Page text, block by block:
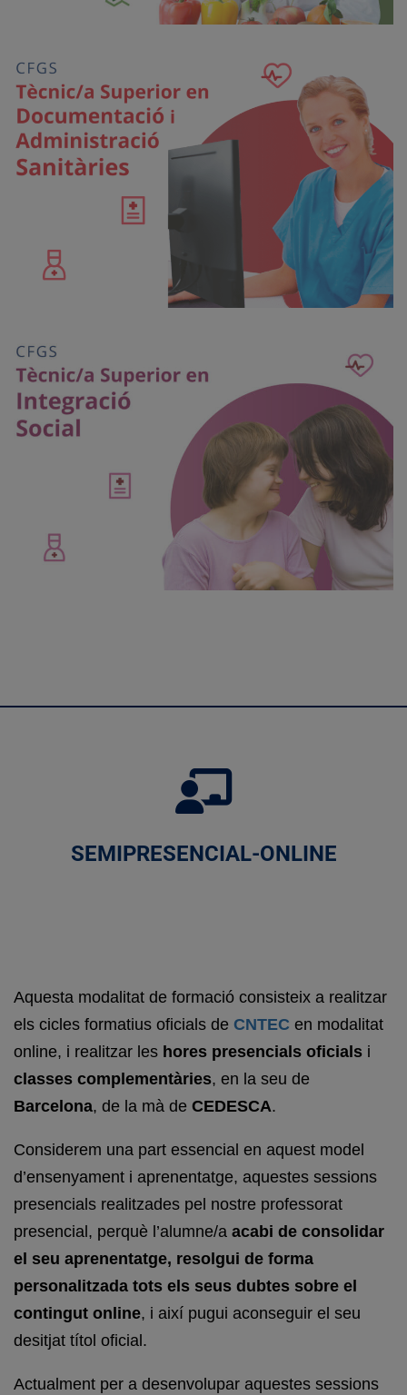
SEMIPRESENCIAL-ONLINE
Aquesta modalitat de formació consisteix a realitzar
els cicles formatius oficials de CNTEC en modalitat
online, i realitzar les hores presencials oficials i
classes complementàries, en la seu de
Barcelona, de la mà de CEDESCA.
Considerem una part essencial en aquest model
d’ensenyament i aprenentatge, aquestes sessions
presencials realitzades pel nostre professorat
presencial, perquè l’alumne/a acabi de consolidar
el seu aprenentatge, resolgui de forma
personalitzada tots els seus dubtes sobre el
contingut online, i així pugui aconseguir el seu
desitjat títol oficial.
Actualment per a desenvolupar aquestes sessions